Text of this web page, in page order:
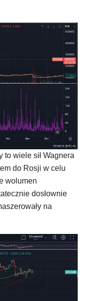
to wiele sił Wagnera
do Rosji w celu
wolumen
dosłownie
na